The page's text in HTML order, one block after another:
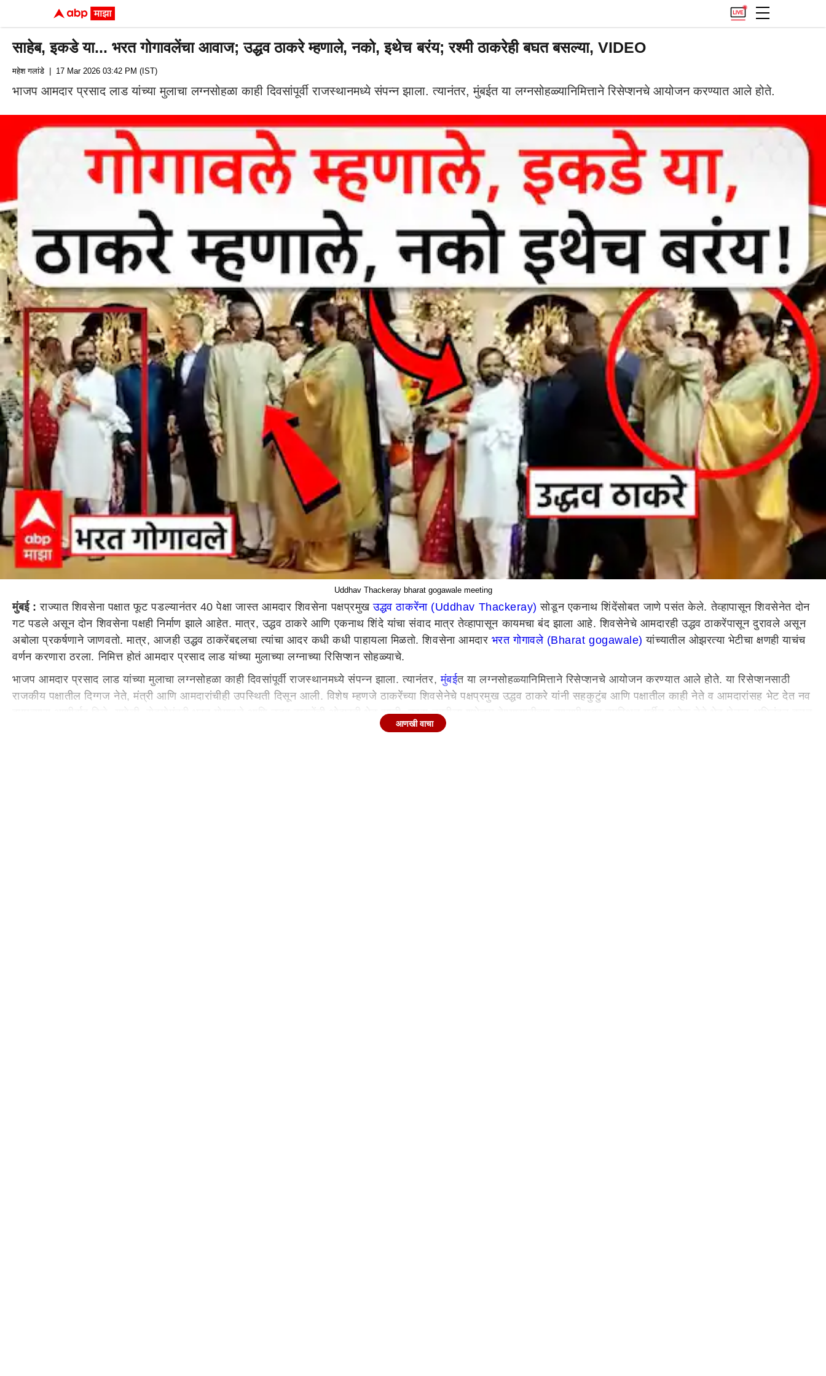
साहेब, इकडे या... भरत गोगावलेंचा आवाज; उद्धव ठाकरे म्हणाले, नको, इथेच बरंय; रश्मी ठाकरेही बघत बसल्या, VIDEO
महेश गलांडे | 17 Mar 2026 03:42 PM (IST)
भाजप आमदार प्रसाद लाड यांच्या मुलाचा लग्नसोहळा काही दिवसांपूर्वी राजस्थानमध्ये संपन्न झाला. त्यानंतर, मुंबईत या लग्नसोहळ्यानिमित्ताने रिसेप्शनचे आयोजन करण्यात आले होते.
Uddhav Thackeray bharat gogawale meeting
मुंबई : राज्यात शिवसेना पक्षात फूट पडल्यानंतर 40 पेक्षा जास्त आमदार शिवसेना पक्षप्रमुखउद्धव ठाकरेंना (Uddhav Thackeray) सोडून एकनाथ शिंदेंसोबत जाणे पसंत केले. तेव्हापासून शिवसेनेत दोन
गट पडले असून दोन शिवसेना पक्षही निर्माण झाले आहेत. मात्र, उद्धव ठाकरे आणि एकनाथ शिंदे यांचा संवाद मात्र तेव्हापासून कायमचा बंद झाला आहे. शिवसेनेचे आमदारही उद्धव ठाकरेंपासून दुरावले असून
अबोला प्रकर्षणाने जाणवतो. मात्र, आजही उद्धव ठाकरेंबद्दलचा त्यांचा आदर कधी कधी पाहायला मिळतो. शिवसेना आमदार भरत गोगावले (Bharat gogawale) यांच्यातील ओझरत्या भेटीचा क्षणही याचंच
वर्णन करणारा ठरला. निमित्त होतं आमदार प्रसाद लाड यांच्या मुलाच्या लग्नाच्या रिसिप्शन सोहळ्याचे.
भाजप आमदार प्रसाद लाड यांच्या मुलाचा लग्नसोहळा काही दिवसांपूर्वी राजस्थानमध्ये संपन्न झाला. त्यानंतर,मुंबईत या लग्नसोहळ्यानिमित्ताने रिसेप्शनचे आयोजन करण्यात आले होते. या रिसेप्शनसाठी
राजकीय पक्षातील दिग्गज नेते, मंत्री आणि आमदारांचीही उपस्थिती दिसून आली. विशेष म्हणजे ठाकरेंच्या शिवसेनेचे पक्षप्रमुख उद्धव ठाकरे यांनी सहकुटुंब आणि पक्षातील काही नेते व आमदारांसह भेट देत नव
दाम्पत्यास आशीर्वाद दिले. यावेळी, रोहयोमंत्री भरत गोगावले आणि उद्धव ठाकरेंची ओझरती भेट झाली. नवरा-नवरीला शुभेच्छा देण्यासाठीच्या व्यासपीठावर उपस्थित गर्दीत अनेक नेते भेट घेऊन अभिनंदन करत
होते, फोटोसेशन करत होते. त्यावेळी, भरत गोगावले हेही नवदाम्पत्यास बुके देऊन अभिनंदन करत असतानाच उद्धव ठाकरेंची एन्ट्री झाली. गोगावले पुढे आणि उद्धव ठाकरे पाठिमागे असल्याने भरत गोगावलेंनी
आणखी वाचा